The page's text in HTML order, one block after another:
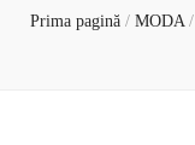
Prima pagină / MODA /